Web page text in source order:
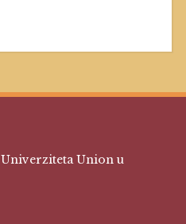
Union u